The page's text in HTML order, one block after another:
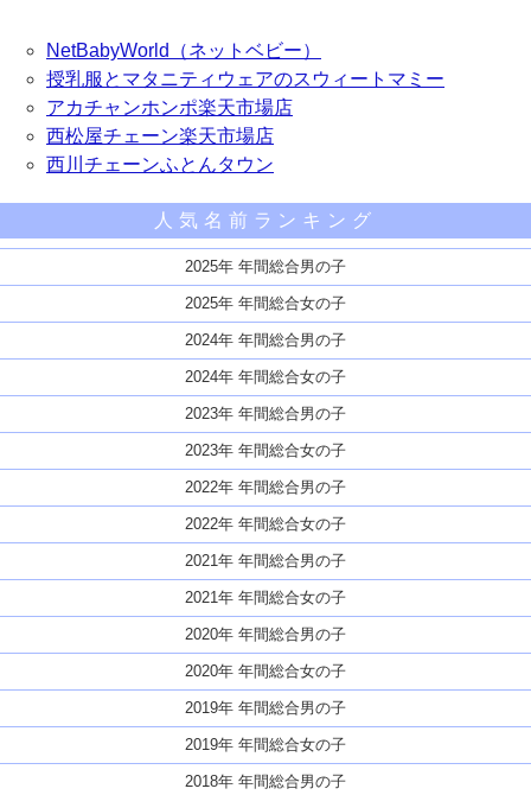
NetBabyWorld（ネットベビー）
授乳服とマタニティウェアのスウィートマミー
アカチャンホンポ楽天市場店
西松屋チェーン楽天市場店
西川チェーンふとんタウン
人気名前ランキング
2025年 年間総合男の子
2025年 年間総合女の子
2024年 年間総合男の子
2024年 年間総合女の子
2023年 年間総合男の子
2023年 年間総合女の子
2022年 年間総合男の子
2022年 年間総合女の子
2021年 年間総合男の子
2021年 年間総合女の子
2020年 年間総合男の子
2020年 年間総合女の子
2019年 年間総合男の子
2019年 年間総合女の子
2018年 年間総合男の子